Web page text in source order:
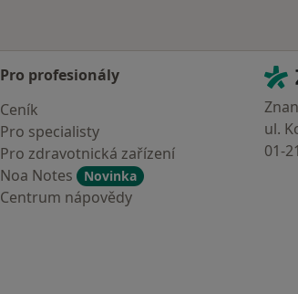
Pro profesionály
Ceník
Pro specialisty
Pro zdravotnická zařízení
Noa Notes
Novinka
Centrum nápovědy
ul.
01-